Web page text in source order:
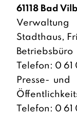
61118 Bad
Verwaltung
Stadthaus,
Betriebsbüro
Telefon: 0 61
Presse- und
Telefon: 0 61